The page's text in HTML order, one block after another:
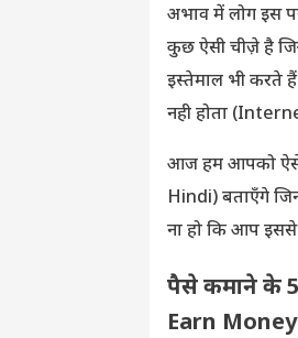
अभाव में लोग इस
कुछ ऐसी चीज़े है
इस्तेमाल भी करते
नही होता
आज हम आपको ऐसे
Hindi) बताएँगे
ना हो कि आप
पैसे कमाने के 5
Earn